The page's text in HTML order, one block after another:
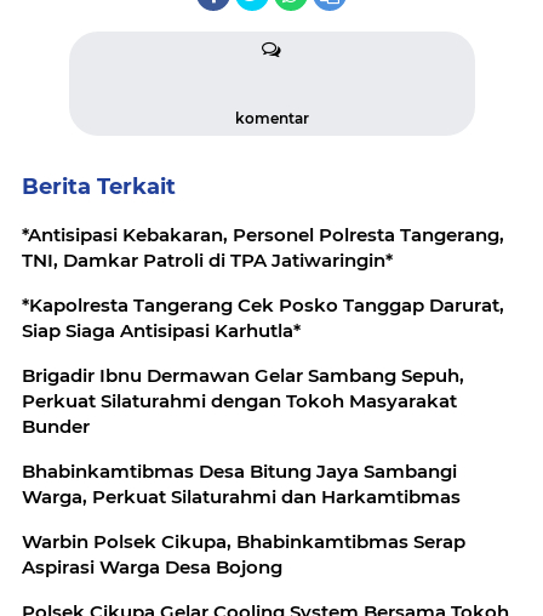
komentar
Berita Terkait
*Antisipasi Kebakaran, Personel Polresta Tangerang,
TNI, Damkar Patroli di TPA Jatiwaringin*
*Kapolresta Tangerang Cek Posko Tanggap Darurat,
Siap Siaga Antisipasi Karhutla*
Brigadir Ibnu Dermawan Gelar Sambang Sepuh,
Perkuat Silaturahmi dengan Tokoh Masyarakat
Bunder
Bhabinkamtibmas Desa Bitung Jaya Sambangi
Warga, Perkuat Silaturahmi dan Harkamtibmas
Warbin Polsek Cikupa, Bhabinkamtibmas Serap
Aspirasi Warga Desa Bojong